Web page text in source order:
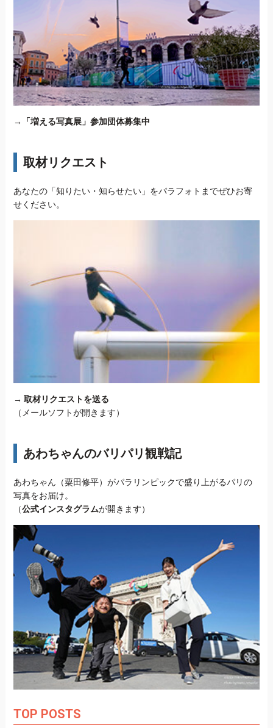
→ 「増える写真展」参加団体募集中
取材リクエスト
あなたの「知りたい・知らせたい」をパラフォトまでぜひお寄
せください。
→ 取材リクエストを送る
（メールソフトが開きます）
あわちゃんのバリパリ観戦記
あわちゃん（粟田修平）がパラリンピックで盛り上がるパリの
写真をお届け。
（公式インスタグラムが開きます）
TOP POSTS